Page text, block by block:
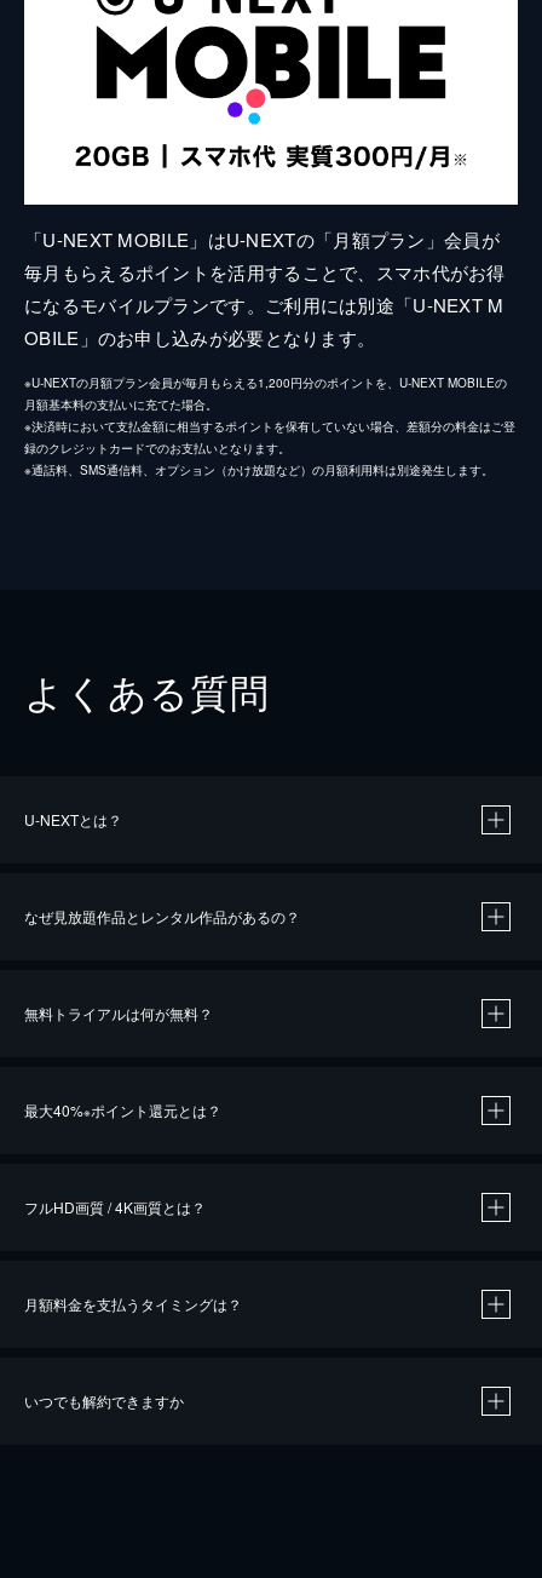
「U-NEXT MOBILE」はU-NEXTの「月額プラン」会員が
毎月もらえるポイントを活用することで、スマホ代がお得
になるモバイルプランです。ご利用には別途「U-NEXT M
OBILE」のお申し込みが必要となります。
※U-NEXTの月額プラン会員が毎月もらえる1,200円分のポイントを、U-NEXT MOBILEの
月額基本料の支払いに充てた場合。
※決済時において支払金額に相当するポイントを保有していない場合、差額分の料金はご登
録のクレジットカードでのお支払いとなります。
※通話料、SMS通信料、オプション（かけ放題など）の月額利用料は別途発生します。
よくある質問
U-NEXTとは？
なぜ見放題作品とレンタル作品があるの？
無料トライアルは何が無料？
最大40%※ポイント還元とは？
※40％ポイント還元の対象は、クレジットカード決済による作品の購入 / レンタルです。
フルHD画質 / 4K画質とは？
月額料金を支払うタイミングは？
いつでも解約できますか